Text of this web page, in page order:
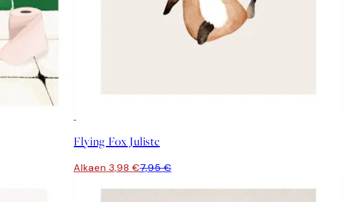
Flying Fox Juliste
Alkaen 3,98 €7,95 €